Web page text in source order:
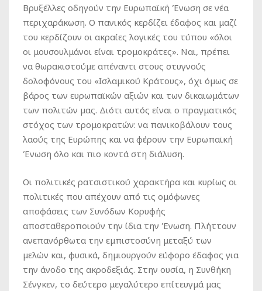
Βρυξέλλες οδηγούν την Ευρωπαϊκή Ένωση σε νέα
περιχαράκωση. Ο πανικός κερδίζει έδαφος και μαζί
του κερδίζουν οι ακραίες λογικές του τύπου «όλοι
οι μουσουλμάνοι είναι τρομοκράτες». Ναι, πρέπει
να θωρακιστούμε απέναντι στους στυγνούς
δολοφόνους του «Ισλαμικού Κράτους», όχι όμως σε
βάρος των ευρωπαϊκών αξιών και των δικαιωμάτων
των πολιτών μας. Διότι αυτός είναι ο πραγματικός
στόχος των τρομοκρατών: να πανικοβάλουν τους
λαούς της Ευρώπης και να φέρουν την Ευρωπαϊκή
Ένωση όλο και πιο κοντά στη διάλυση.
Οι πολιτικές ρατσιστικού χαρακτήρα και κυρίως οι
πολιτικές που απέχουν από τις ομόφωνες
αποφάσεις των Συνόδων Κορυφής
αποσταθεροποιούν την ίδια την Ένωση. Πλήττουν
ανεπανόρθωτα την εμπιστοσύνη μεταξύ των
μελών και, φυσικά, δημιουργούν εύφορο έδαφος για
την άνοδο της ακροδεξιάς. Στην ουσία, η Συνθήκη
Σένγκεν, το δεύτερο μεγαλύτερο επίτευγμά μας